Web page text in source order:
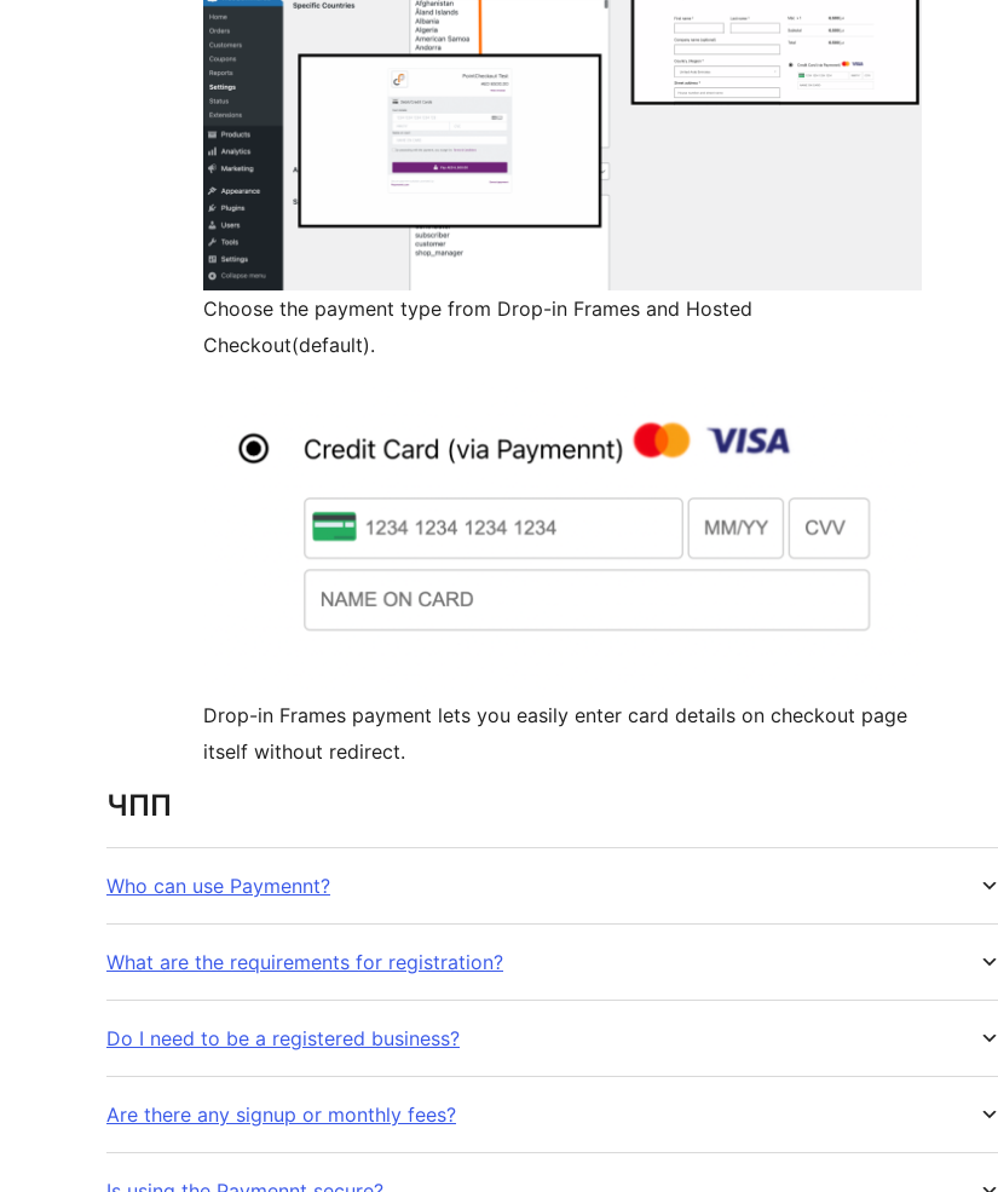
Choose the payment type from Drop-in Frames and Hosted
Checkout(default).
Drop-in Frames payment lets you easily enter card details on checkout page
itself without redirect.
ЧПП
Who can use Paymennt?
What are the requirements for registration?
Do I need to be a registered business?
Are there any signup or monthly fees?